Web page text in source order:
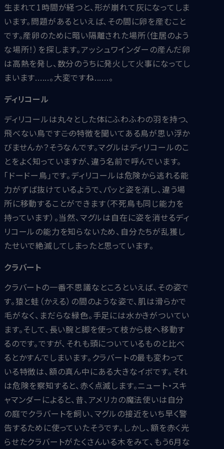
生まれて1時間が経つと、形が崩れて灰になってしま
います。問題があるといえば、その間に卵を産むこと
です。産卵のために暗い隔離された場所（住居のよう
な場所！）を探します。アッシュワインダーの産んだ卵
は高熱を発し、数分のうちに発火して火事になってし
まいます......。大変ですね......。
ディリコール
ディリコールは丸々とした体にふわふわの羽を持つ、
飛べない鳥です――この特徴を聞いてある鳥が思い浮か
びませんか？そうなんです。マグルはディリコールのこ
とをよく知っていますが、違う名前で呼んでいます。
「ドードー鳥」です。ディリコールは危険から逃れる能
力がずば抜けているようで、パッと姿を消し、違う場
所に移動することができます（不死鳥も同じ能力を
持っています）。当然、マグルは自在に姿を消せるディ
リコールの能力を知らないため、自分たちが乱獲し
たせいで絶滅してしまったと思っています。
クラバート
クラバートの一番不思議なところといえば、その姿で
す。猿と蛙（かえる）の間のような姿で、肌は滑らかで
毛がなく、まだらな緑色。手足には水かきがついてい
ます。そして、長い腕と脚を使って枝から枝へ移動す
るのです。ですが、それも頭についているものと比べ
るとかすんでしまいます。クラバートの最も変わって
いる特徴は、額の真ん中にある大きなイボです。それ
は危険を察知すると、赤く点滅します。ニュート・スキ
ャマンダーによると、昔、アメリカの魔法使いは自分
の庭でクラバートを飼い、マグルの接近をいち早く警
告するために使っていたそうです。しかし、額を赤く光
らせたクラバートがたくさんいる木をみて、もう6月な